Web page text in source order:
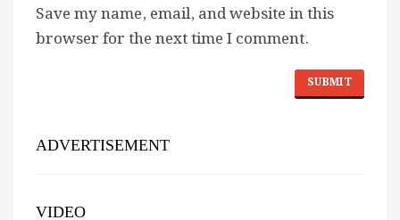
Save my name, email, and website in this
browser for the next time I comment.
ADVERTISEMENT
VIDEO